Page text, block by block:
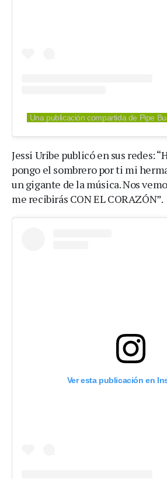
Una publicación compartida de Pipe
Jessi Uribe publicó en sus redes:
pongo el sombrero por ti mi
un gigante de la música. Nos
me recibirás CON EL CORAZÓN”.
Ver esta publicación en